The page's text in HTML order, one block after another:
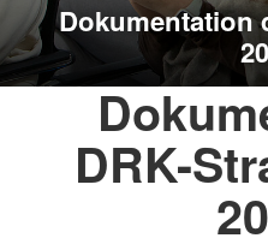
Dokumentation
DRK-